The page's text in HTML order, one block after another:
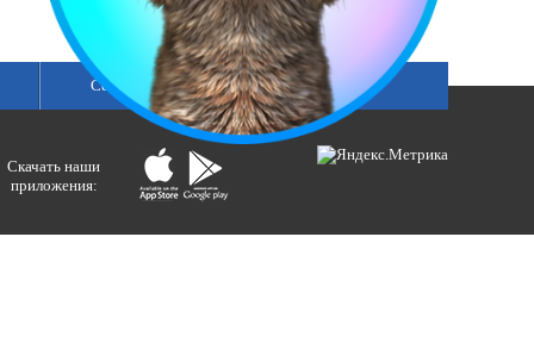
Сетка вещания
Скачать наши
приложения: